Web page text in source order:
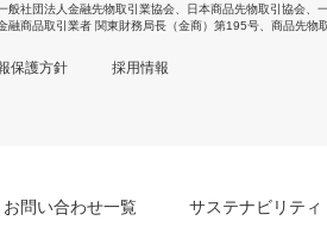
般社団法人金融先物取引業協会 日本商品先物取引協会
融商品取引業者 関東財務局長（金商）第195号、商品先物
保護方針 採用情報
お問い合わせ一覧 サステナビリティ